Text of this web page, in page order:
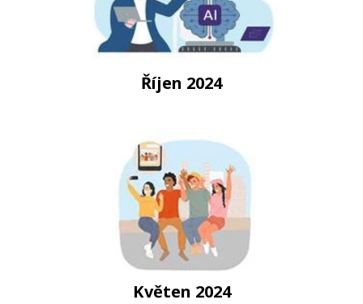
Říjen 2024
Květen 2024